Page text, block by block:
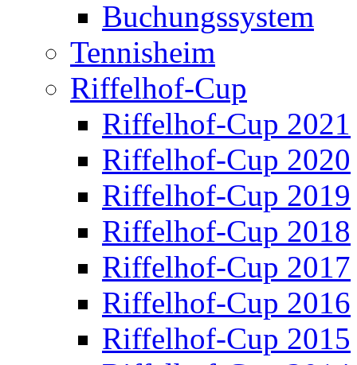
Buchungssystem
Tennisheim
Riffelhof-Cup
Riffelhof-Cup 2021
Riffelhof-Cup 2020
Riffelhof-Cup 2019
Riffelhof-Cup 2018
Riffelhof-Cup 2017
Riffelhof-Cup 2016
Riffelhof-Cup 2015